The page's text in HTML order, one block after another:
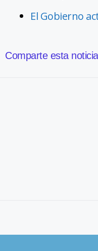
El Gobierno
Comparte esta noticia